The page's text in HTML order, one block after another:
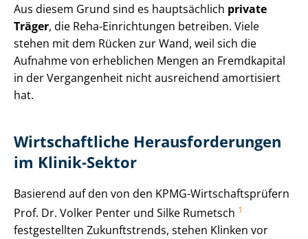
Aus diesem Grund sind es hauptsächlich private
Träger, die Reha-Einrichtungen betreiben. Viele
stehen mit dem Rücken zur Wand, weil sich die
Aufnahme von erheblichen Mengen an Fremdkapital
in der Vergangenheit nicht ausreichend amortisiert
hat.
Wirtschaftliche Her­aus­for­de­run­gen
im Klinik-Sektor
Basierend auf den von den KPMG-Wirt­schafts­prü­fern
Prof. Dr. Volker Penter und Silke Rumetsch 1
festgestellten Zukunftstrends, stehen Klinken vor